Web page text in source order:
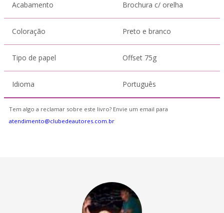
Acabamento Brochura c/ orelha
Coloração Preto e branco
Tipo de papel Offset 75g
Idioma Português
Tem algo a reclamar sobre este livro? Envie um email para
atendimento@clubedeautores.com.br